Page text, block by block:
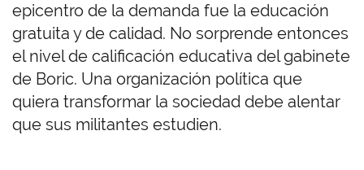
epicentro de la demanda fue la educación
gratuita y de calidad. No sorprende entonces
el nivel de calificación educativa del gabinete
de Boric. Una organización política que
quiera transformar la sociedad debe alentar
que sus militantes estudien.